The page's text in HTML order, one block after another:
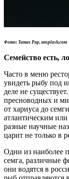
Фото: Tamas Pap, unsplash.com
Семейство есть,
Часто в меню
увидеть рыбу под
деле не
пресноводных и
от хариуса до
атлантическим
разные научные
царит не только в
Одни из наиболее
семга, различные
они водятся в